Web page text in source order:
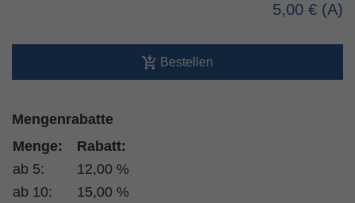
5,00 €
Bestellen
Mengenrabatte
Menge:
Rabatt:
ab 5:
12,00 %
ab 10:
15,00 %